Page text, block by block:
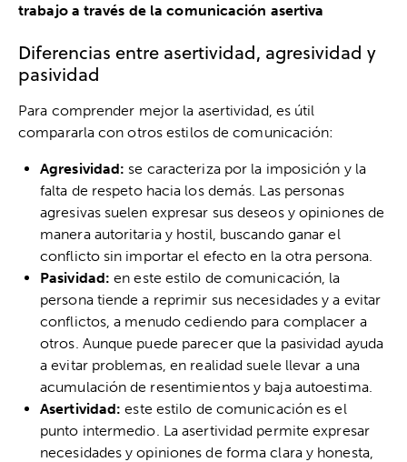
trabajo a través de la comunicación asertiva
Diferencias entre asertividad, agresividad y
pasividad
Para comprender mejor la asertividad, es útil
compararla con otros estilos de comunicación:
Agresividad: se caracteriza por la imposición y la
falta de respeto hacia los demás. Las personas
agresivas suelen expresar sus deseos y opiniones de
manera autoritaria y hostil, buscando ganar el
conflicto sin importar el efecto en la otra persona.
Pasividad: en este estilo de comunicación, la
persona tiende a reprimir sus necesidades y a evitar
conflictos, a menudo cediendo para complacer a
otros. Aunque puede parecer que la pasividad ayuda
a evitar problemas, en realidad suele llevar a una
acumulación de resentimientos y baja autoestima.
Asertividad: este estilo de comunicación es el
punto intermedio. La asertividad permite expresar
necesidades y opiniones de forma clara y honesta,